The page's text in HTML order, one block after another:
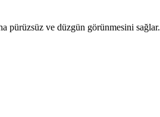
pürüzsüz ve düzgün görünmesini sağlar.